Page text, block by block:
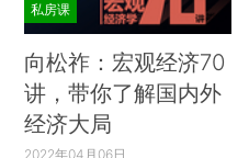
私房课
向松祚：宏观经济70
讲，带你了解国内外
经济大局
2022年04月06日